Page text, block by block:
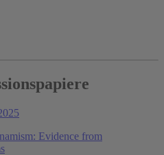
Evidence from